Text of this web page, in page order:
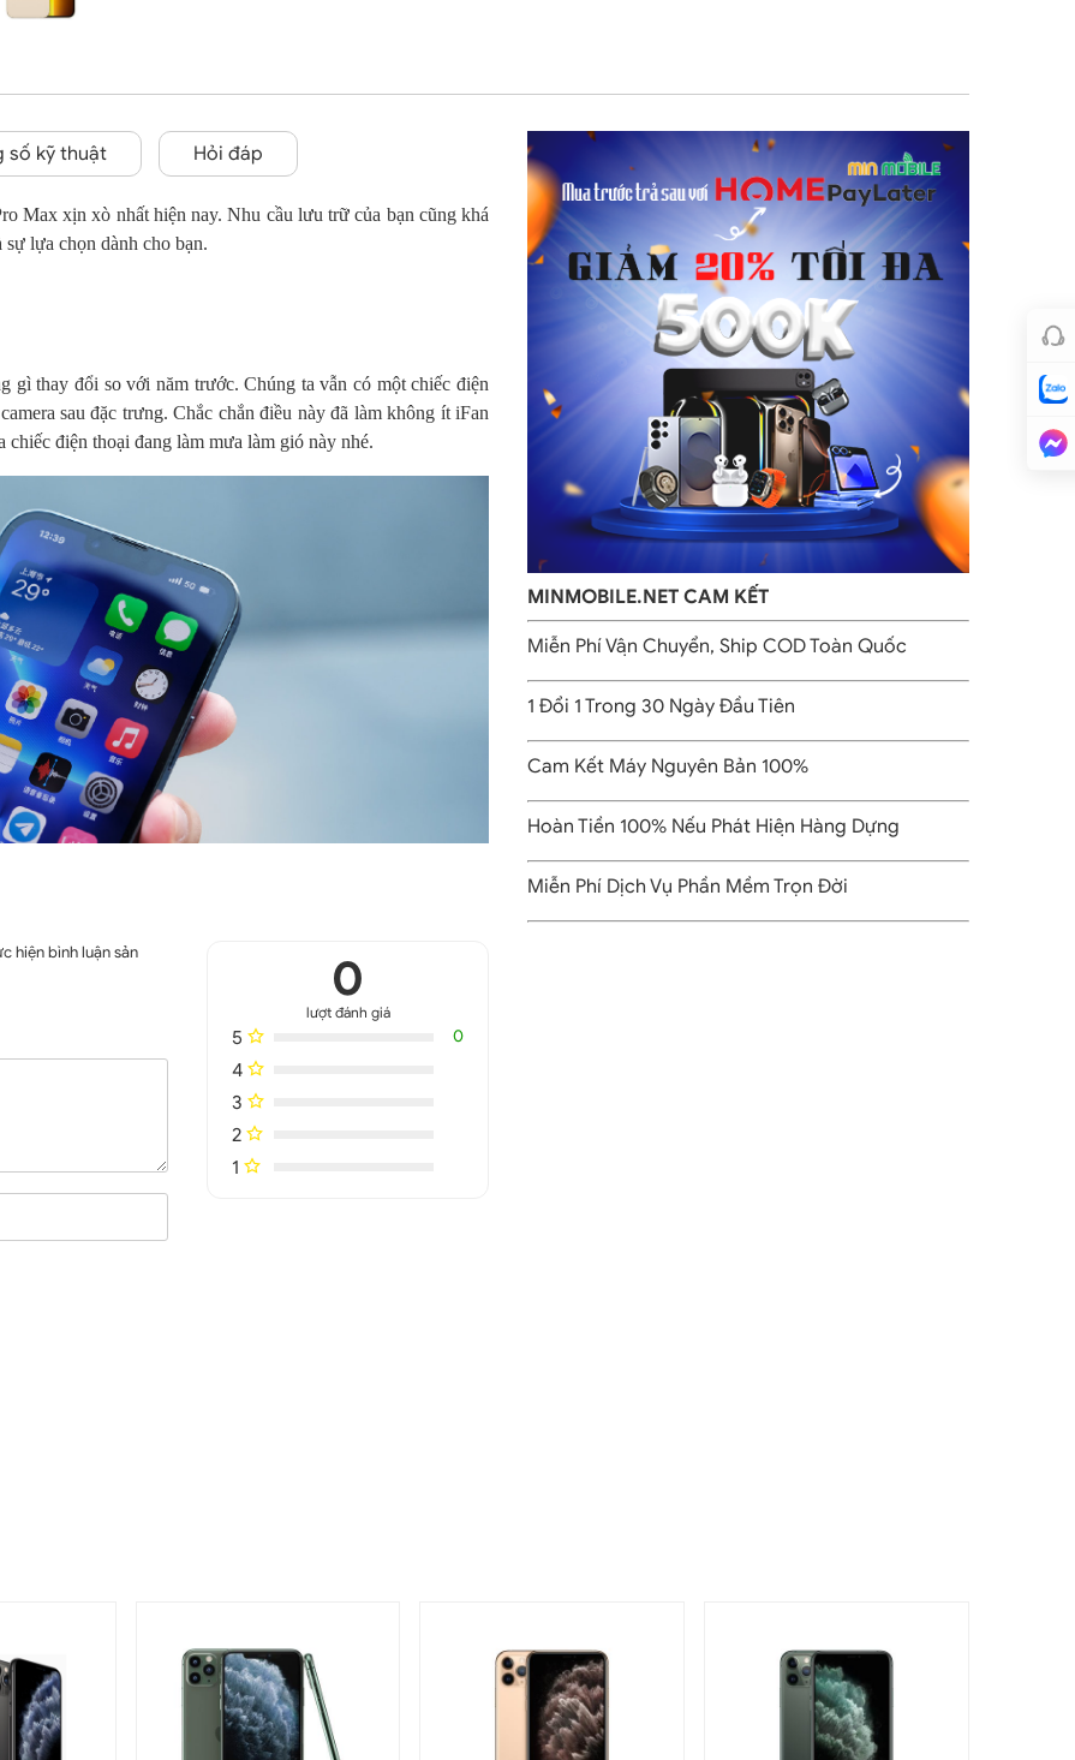
số kỹ thuật Hỏi đáp
Max xịn xò nhất hiện nay. Nhu cầu lưu trữ của bạn cũng khá
sự lựa chọn dành cho bạn.
gì thay đổi so với năm trước. Chúng ta vẫn có một chiếc điện
sau đặc trưng. Chắc chắn điều này đã làm không ít iFan
điện thoại đang làm mưa làm gió này nhé.
bị màn hình Super Retina XDR thế hệ mới. Tấm nền này
lên đến 1.050 nits.
này có thể tự động điều chỉnh tốc độ làm mới từ 10Hz đến
nay, iPhone 13 Pro Max được hoàn thiện với thiết kế khung
qua tinh chỉnh của nhà Apple. Vậy nên chiếc smartphone này
mắt.
0
lượt đánh giá
5 0
4
3
2
1
hiện bình luận sản
MINMOBILE.NET CAM KẾT
Miễn Phí Vận Chuyển, Ship COD Toàn Quốc
1 Đổi 1 Trong 30 Ngày Đầu Tiên
Cam Kết Máy Nguyên Bản 100%
Hoàn Tiền 100% Nếu Phát Hiện Hàng Dựng
Miễn Phí Dịch Vụ Phần Mềm Trọn Đời